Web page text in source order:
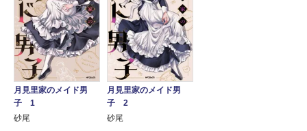
月見里家のメイド男
子 1
砂尾
月見里家のメイド男
子 2
砂尾